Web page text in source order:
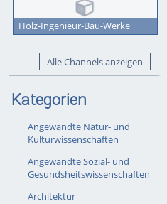
Holz-Ingenieur-Bau-Werke
Alle Channels anzeigen
Kategorien
Angewandte Natur- und
Kulturwissenschaften
Angewandte Sozial- und
Gesundsheitswissenschaften
Architektur